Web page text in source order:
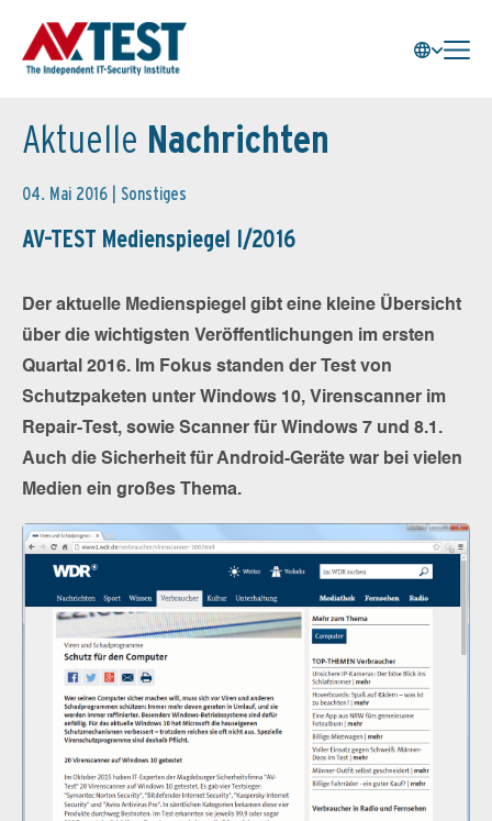
Aktuelle Nachrichten
04. Mai 2016 | Sonstiges
AV-TEST Medienspiegel I/2016
Der aktuelle Medienspiegel gibt eine kleine Übersicht
über die wichtigsten Veröffentlichungen im ersten
Quartal 2016. Im Fokus standen der Test von
Schutzpaketen unter Windows 10, Virenscanner im
Repair-Test, sowie Scanner für Windows 7 und 8.1.
Auch die Sicherheit für Android-Geräte war bei vielen
Medien ein großes Thema.